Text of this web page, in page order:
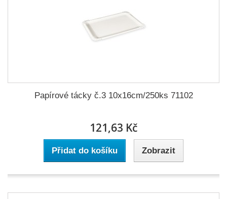
Papírové tácky č.3 10x16cm/250ks 71102
121,63 Kč
Přidat do košíku Zobrazit